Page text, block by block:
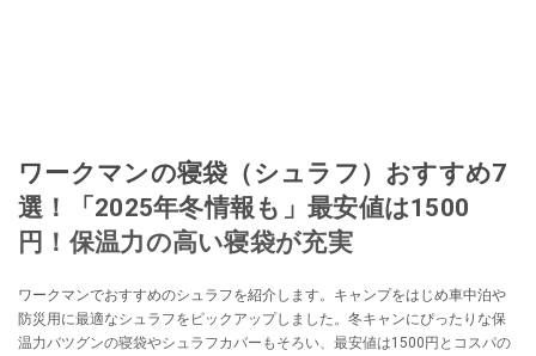
ワークマンの寝袋（シュラフ）おすすめ7
選！「2025年冬情報も」最安値は1500
円！保温力の高い寝袋が充実
ワークマンでおすすめのシュラフを紹介します。キャンプをはじめ車中泊や
防災用に最適なシュラフをピックアップしました。冬キャンにぴったりな保
温力バツグンの寝袋やシュラフカバーもそろい、最安値は1500円とコスパの